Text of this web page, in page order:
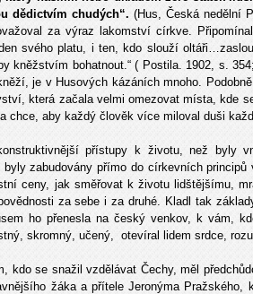
dědictvím chudých“. (Hus, Česká nedělní
za výraz lakomství církve.
svého platu, i ten, kdo slouží
kněžstvím bohatnout.“ ( Postila. 1902, s.
je v Husových kázáních mnoho.
která začala velmi omezovat místa, kde
chce, aby každý člověk více miloval duši
přístupy k životu, než byly
zabudovány přímo do církevních
ceny, jak směřovat k životu lidštějšímu,
za sebe i za druhé. Kladl tak
ho přenesla na český venkov, k vám,
skromný, učený, otevíral lidem srdce,
kdo se snažil vzdělávat Čechy, měl
žáka a přítele Jeronýma